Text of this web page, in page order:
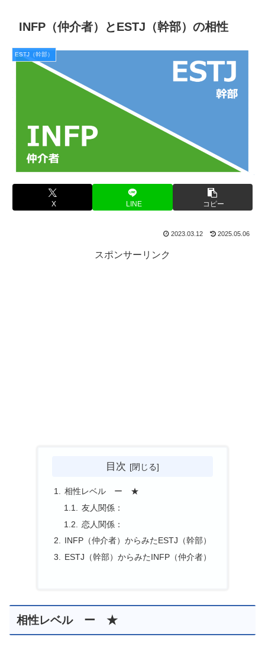
INFP（仲介者）とESTJ（幹部）の相性
ESTJ（幹部）
X LINE コピー
2023.03.12 2025.05.06
スポンサーリンク
目次
相性レベル ー ★
友人関係：
恋人関係：
INFP（仲介者）からみたESTJ（幹部）
ESTJ（幹部）からみたINFP（仲介者）
相性レベル ー ★